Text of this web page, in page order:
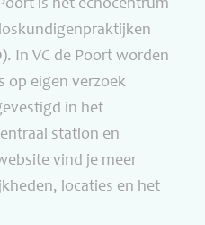
is het echocentrum
In VC de Poort worden
op eigen verzoek
in het
station en
vind je meer
locaties en het